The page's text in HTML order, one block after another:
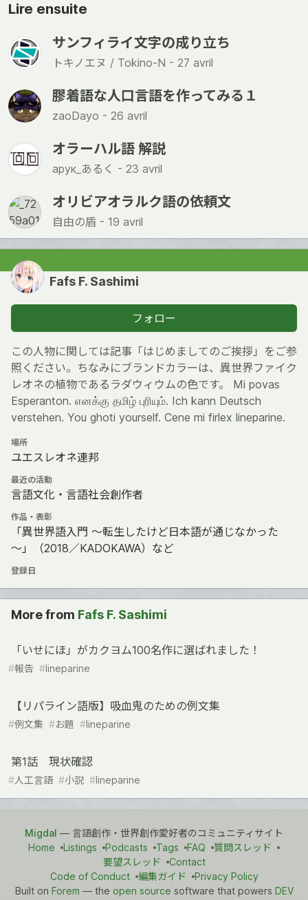
Lire ensuite
サンフィライ文字の成り立ち
トキノエヌ / Tokino-N - 27 avril
膠着語な人口言語を作ってみる１
zaoDayo - 26 avril
オラーハル語 解説
арук_あるく - 23 avril
オリビアオラルク語の依頼文
自由の盾 - 19 avril
Fafs F. Sashimi
フォロー
この人物に関しては記事「はじめましてのご挨拶」をご参
照ください。ちなみにブランドカラーは、異世界ファイク
レオネの植物であるラダウィウムの色です。 Mi povas
Esperanton. எனக்கு தமிழ் புரியும். Ich kann Deutsch
verstehen. You ghoti yourself. Cene mi firlex lineparine.
場所
ユエスレオネ連邦
最近の活動
言語文化・言語社会創作者
作品・表彰
「異世界語入門 ～転生したけど日本語が通じなかった
～」（2018／KADOKAWA）など
登録日
More from Fafs F. Sashimi
「いせにほ」がカクヨム100名作に選ばれました！
#報告 #lineparine
【リパライン語版】吸血鬼のための例文集
#例文集 #お題 #lineparine
第1話 現状確認
#人工言語 #小説 #lineparine
Migdal — 言語創作・世界創作愛好者のコミュニティサイト
Home
Listings Podcasts Tags FAQ
質問スレッド
要望スレッド
Contact
Code of Conduct
編集ガイド
Privacy Policy
Built on Forem — the open source software that powers DEV